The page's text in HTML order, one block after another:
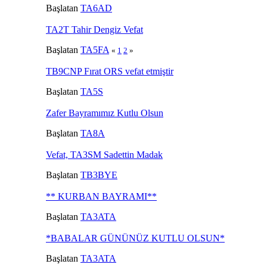
Başlatan TA6AD
TA2T Tahir Dengiz Vefat
Başlatan TA5FA « 1 2 »
TB9CNP Fırat ORS vefat etmiştir
Başlatan TA5S
Zafer Bayramımız Kutlu Olsun
Başlatan TA8A
Vefat, TA3SM Sadettin Madak
Başlatan TB3BYE
** KURBAN BAYRAMI**
Başlatan TA3ATA
*BABALAR GÜNÜNÜZ KUTLU OLSUN*
Başlatan TA3ATA